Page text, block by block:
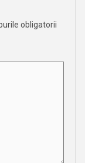
obligatorii